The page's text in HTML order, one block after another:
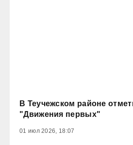
В Теучежском районе
"Движения первых"
01 июл 2026, 18:07